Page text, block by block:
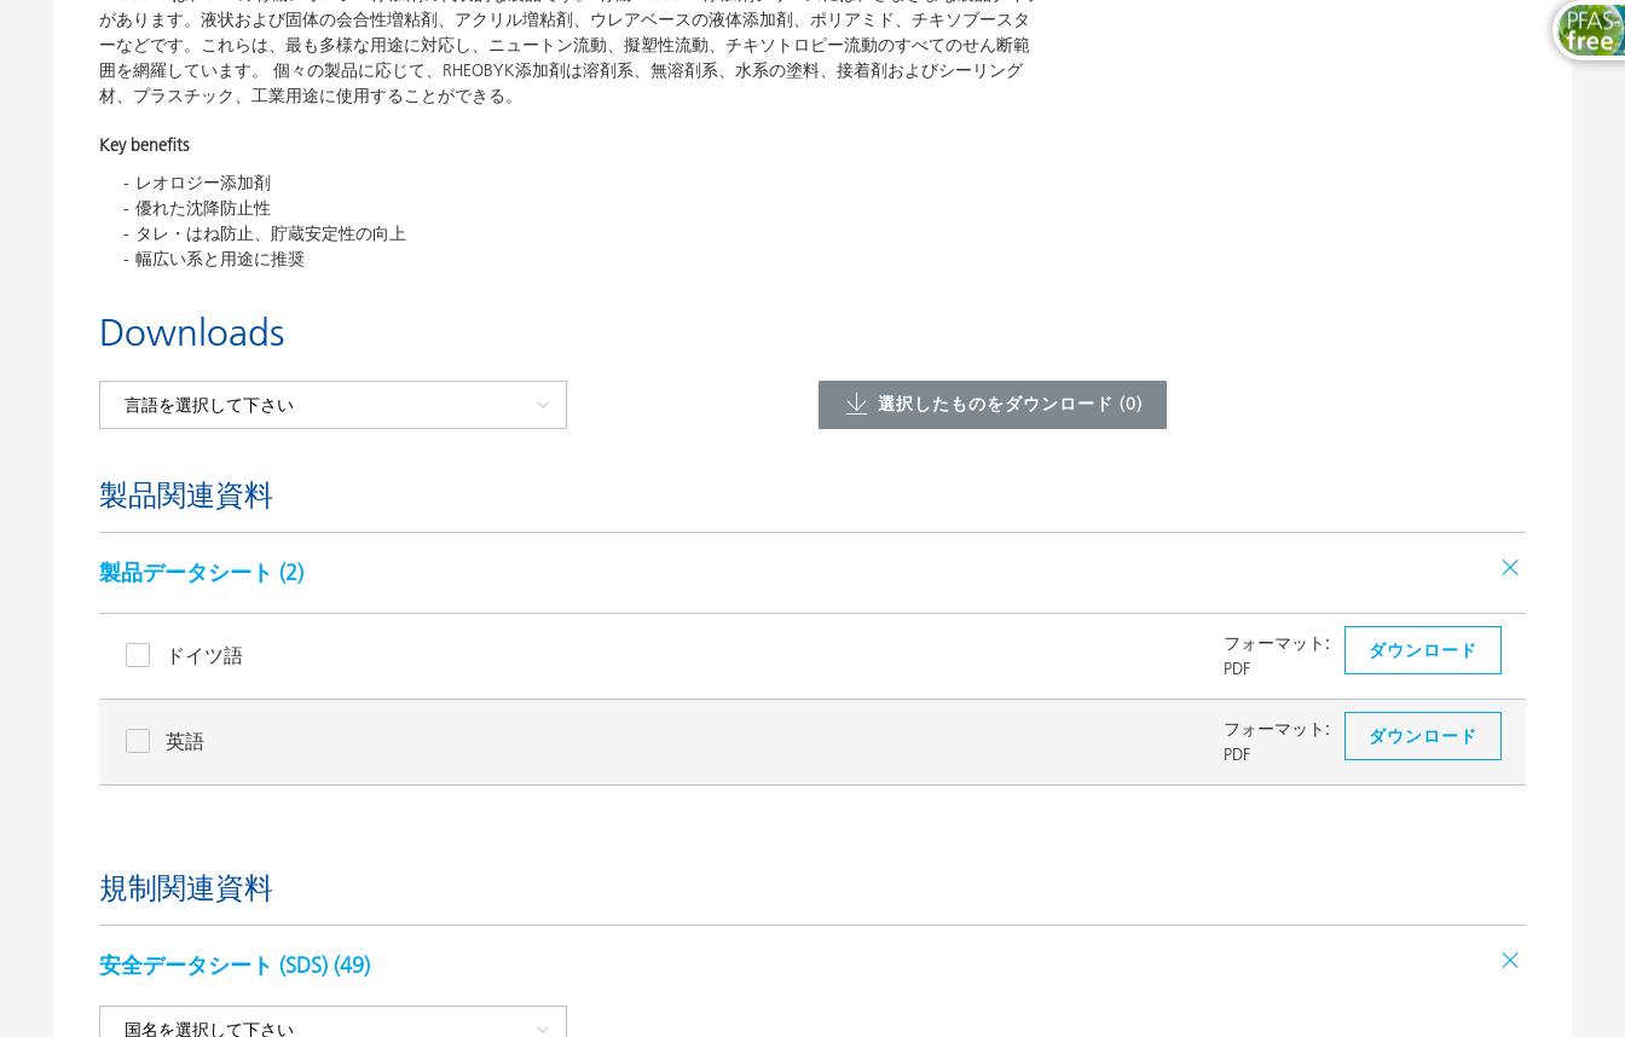
があります。液状および固体の会合性増粘剤、アクリル増粘剤、ウレアベースの液体添加剤、ポリアミド、チキソブースタ
ーなどです。これらは、最も多様な用途に対応し、ニュートン流動、擬塑性流動、チキソトロピー流動のすべてのせん断範
囲を網羅しています。 個々の製品に応じて、RHEOBYK添加剤は溶剤系、無溶剤系、水系の塗料、接着剤およびシーリング
材、プラスチック、工業用途に使用することができる。
Key benefits
レオロジー添加剤
優れた沈降防止性
タレ・はね防止、貯蔵安定性の向上
幅広い系と用途に推奨
Downloads
選択したものをダウンロード (0)
製品関連資料
製品データシート (2)
ドイツ語
フォーマット:
PDF
ダウンロード
英語
フォーマット:
PDF
ダウンロード
規制関連資料
安全データシート (SDS) (49)